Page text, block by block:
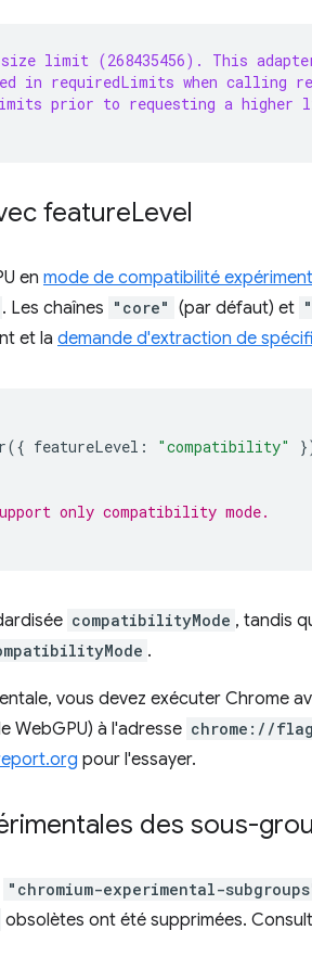
limit (268435456). This
in requiredLimits when calling
prior to requesting a higher
featureLevel
en mode de compatibilité
. Les chaînes "core" (par défaut) et
et la demande d'extraction de
({ featureLevel : "compatibility"
only compatibility mode.
compatibilityMode , tandis
.
vous devez exécuter Chrome
WebGPU) à l'adresse chrome://
pour l'essayer.
des sous-
"chromium-experimental-
obsolètes ont été supprimées.